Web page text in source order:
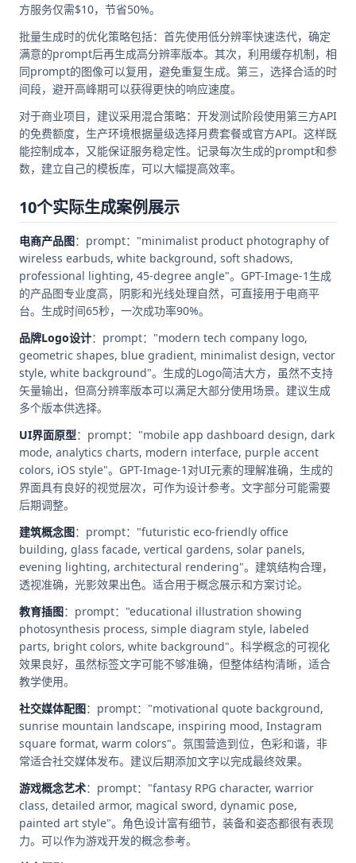
方服务仅需$10，节省50%。
批量生成时的优化策略包括：首先使用低分辨率快速迭代，确定
满意的prompt后再生成高分辨率版本。其次，利用缓存机制，相
同prompt的图像可以复用，避免重复生成。第三，选择合适的时
间段，避开高峰期可以获得更快的响应速度。
对于商业项目，建议采用混合策略：开发测试阶段使用第三方API
的免费额度，生产环境根据量级选择月费套餐或官方API。这样既
能控制成本，又能保证服务稳定性。记录每次生成的prompt和参
数，建立自己的模板库，可以大幅提高效率。
10个实际生成案例展示
电商产品图：prompt："minimalist product photography of
wireless earbuds, white background, soft shadows,
professional lighting, 45-degree angle"。GPT-Image-1生成
的产品图专业度高，阴影和光线处理自然，可直接用于电商平
台。生成时间65秒，一次成功率90%。
品牌Logo设计：prompt："modern tech company logo,
geometric shapes, blue gradient, minimalist design, vector
style, white background"。生成的Logo简洁大方，虽然不支持
矢量输出，但高分辨率版本可以满足大部分使用场景。建议生成
多个版本供选择。
UI界面原型：prompt："mobile app dashboard design, dark
mode, analytics charts, modern interface, purple accent
colors, iOS style"。GPT-Image-1对UI元素的理解准确，生成的
界面具有良好的视觉层次，可作为设计参考。文字部分可能需要
后期调整。
建筑概念图：prompt："futuristic eco-friendly office
building, glass facade, vertical gardens, solar panels,
evening lighting, architectural rendering"。建筑结构合理，
透视准确，光影效果出色。适合用于概念展示和方案讨论。
教育插图：prompt："educational illustration showing
photosynthesis process, simple diagram style, labeled
parts, bright colors, white background"。科学概念的可视化
效果良好，虽然标签文字可能不够准确，但整体结构清晰，适合
教学使用。
社交媒体配图：prompt："motivational quote background,
sunrise mountain landscape, inspiring mood, Instagram
square format, warm colors"。氛围营造到位，色彩和谐，非
常适合社交媒体发布。建议后期添加文字以完成最终效果。
游戏概念艺术：prompt："fantasy RPG character, warrior
class, detailed armor, magical sword, dynamic pose,
painted art style"。角色设计富有细节，装备和姿态都很有表现
力。可以作为游戏开发的概念参考。